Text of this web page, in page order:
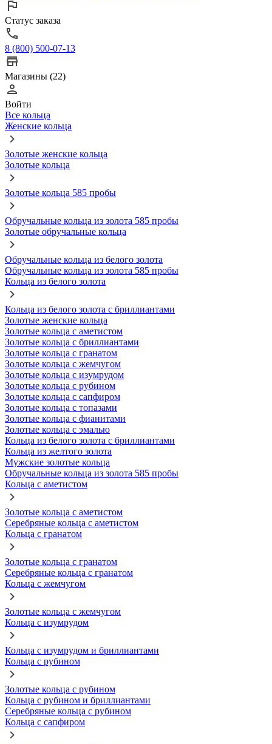
Статус заказа
8 (800) 500-07-13
Магазины (22)
Войти
Все кольца
Женские кольца
Золотые женские кольца
Золотые кольца
Золотые кольца 585 пробы
Обручальные кольца из золота 585 пробы
Золотые обручальные кольца
Обручальные кольца из белого золота
Обручальные кольца из золота 585 пробы
Кольца из белого золота
Кольца из белого золота с бриллиантами
Золотые женские кольца
Золотые кольца с аметистом
Золотые кольца с бриллиантами
Золотые кольца с гранатом
Золотые кольца с жемчугом
Золотые кольца с изумрудом
Золотые кольца с рубином
Золотые кольца с сапфиром
Золотые кольца с топазами
Золотые кольца с фианитами
Золотые кольца с эмалью
Кольца из белого золота с бриллиантами
Кольца из желтого золота
Мужские золотые кольца
Обручальные кольца из золота 585 пробы
Кольца с аметистом
Золотые кольца с аметистом
Серебряные кольца с аметистом
Кольца с гранатом
Золотые кольца с гранатом
Серебряные кольца с гранатом
Кольца с жемчугом
Золотые кольца с жемчугом
Кольца с изумрудом
Кольца с изумрудом и бриллиантами
Кольца с рубином
Золотые кольца с рубином
Кольца с рубином и бриллиантами
Серебряные кольца с рубином
Кольца с сапфиром